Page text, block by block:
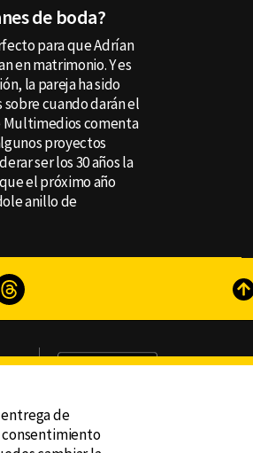
de boda?
para que Adrían
en matrimonio. Y es
la pareja ha sido
cuando darán el
Multimedios comenta
proyectos
ser los 30 años la
el próximo año
anillo de
Threads
DESCARGA LA APP DE CANAL 6
de
consentimiento